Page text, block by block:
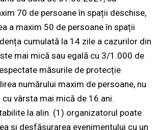
70 de persoane în spații deschise,
a maxim 50 de persoane în spații
cumulată la 14 zile a cazurilor din
mai mică sau egală cu 3/1.000 de
măsurile de protecție
numărului maxim de persoane, nu
vârsta mai mică de 16 ani.
la alin. (1) organizatorul poate
și desfășurarea evenimentului cu un